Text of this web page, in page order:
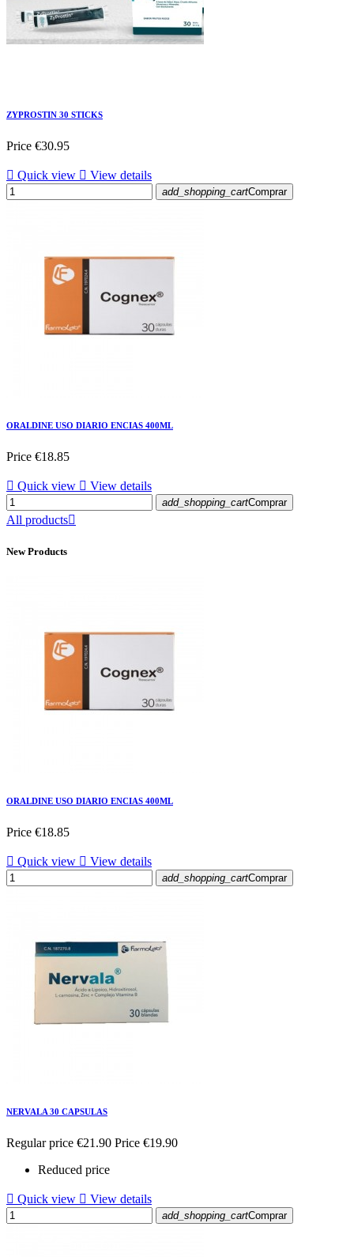
ZYPROSTIN 30 STICKS
Price €30.95
 Quick view  View details
add_shopping_cartComprar
ORALDINE USO DIARIO ENCIAS 400ML
Price €18.85
 Quick view  View details
add_shopping_cartComprar
All products
New Products
ORALDINE USO DIARIO ENCIAS 400ML
Price €18.85
 Quick view  View details
add_shopping_cartComprar
NERVALA 30 CAPSULAS
Regular price €21.90 Price €19.90
Reduced price
 Quick view  View details
add_shopping_cartComprar